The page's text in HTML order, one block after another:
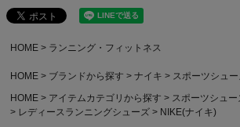
HOME ランニング・フィットネス
HOME ブランドから探す ナイキ スポーツシュ
HOME
アイテムカテゴリから探す
スポーツシュー
レディースランニングシューズ
NIKE(ナイキ)